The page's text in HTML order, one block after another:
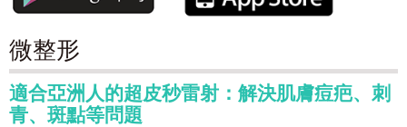
微整形
適合亞洲人的超皮秒雷射：解決肌膚痘疤、刺
青、斑點等問題